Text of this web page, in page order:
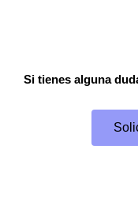
Si tienes alguna